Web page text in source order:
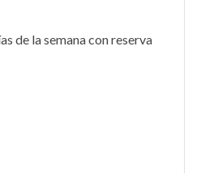
de la semana con reserva